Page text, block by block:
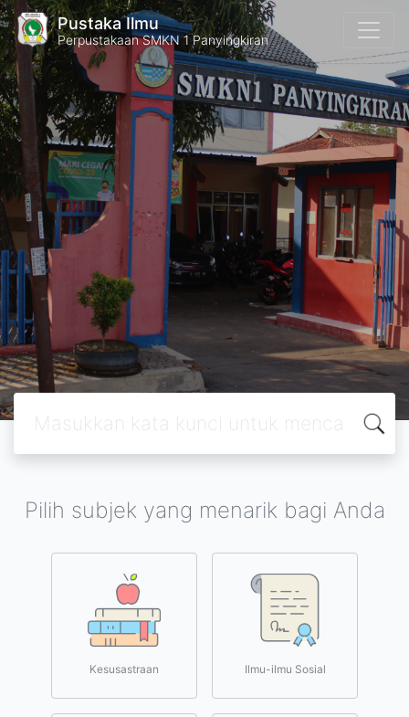
Pustaka Ilmu
Perpustakaan SMKN 1 Panyingkiran
Pilih subjek yang menarik bagi Anda
Kesusastraan Ilmu-ilmu Sosial